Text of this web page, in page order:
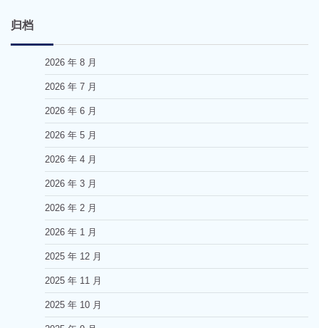
归档
2026 年 8 月
2026 年 7 月
2026 年 6 月
2026 年 5 月
2026 年 4 月
2026 年 3 月
2026 年 2 月
2026 年 1 月
2025 年 12 月
2025 年 11 月
2025 年 10 月